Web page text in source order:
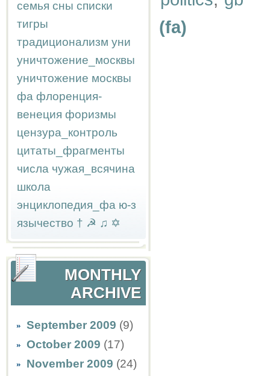
семья сны списки
тигры
традиционализм уни
уничтожение_москвы
уничтожение москвы
фа флоренция-
венеция форизмы
цензура_контроль
цитаты_фрагменты
числа чужая_всячина
школа
энциклопедия_фа ю-з
язычество † ☭ ♫ ✡
MONTHLY
ARCHIVE
September 2009 (9)
October 2009 (17)
November 2009 (24)
(fa)